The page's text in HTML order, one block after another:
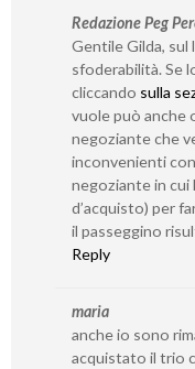
Redazione Peg
Gentile Gilda, sul
sfoderabilità. Se
cliccando sulla
vuole può anche
negoziante che
inconvenienti
negoziante in cui
d’acquisto) per
il passeggino
Reply
maria
anche io sono
acquistato il trio